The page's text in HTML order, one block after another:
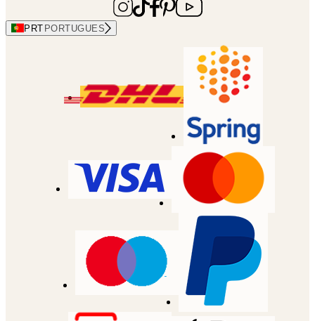
PRT PORTUGUES